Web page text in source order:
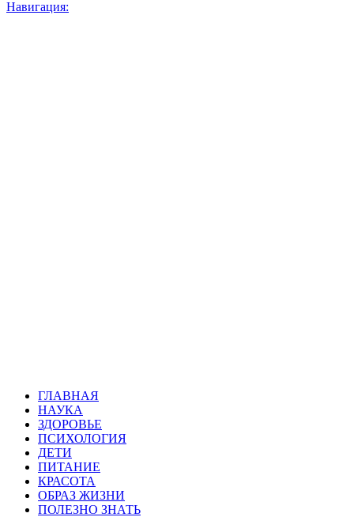
Навигация:
ГЛАВНАЯ
НАУКА
ЗДОРОВЬЕ
ПСИХОЛОГИЯ
ДЕТИ
ПИТАНИЕ
КРАСОТА
ОБРАЗ ЖИЗНИ
ПОЛЕЗНО ЗНАТЬ